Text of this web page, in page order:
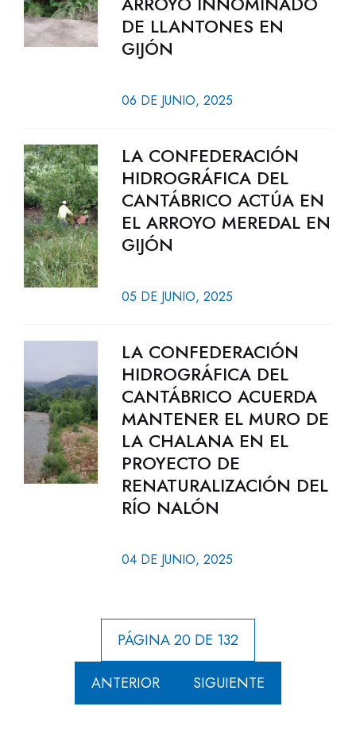
DE LLANTONES EN
GIJÓN
06 DE JUNIO, 2025
LA CONFEDERACIÓN
HIDROGRÁFICA DEL
CANTÁBRICO ACTÚA EN
EL ARROYO MEREDAL EN
GIJÓN
05 DE JUNIO, 2025
LA CONFEDERACIÓN
HIDROGRÁFICA DEL
CANTÁBRICO ACUERDA
MANTENER EL MURO DE
LA CHALANA EN EL
PROYECTO DE
RENATURALIZACIÓN DEL
RÍO NALÓN
04 DE JUNIO, 2025
PÁGINA 20 DE 132
ANTERIOR SIGUIENTE